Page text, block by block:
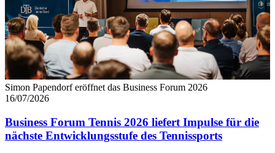
Simon Papendorf eröffnet das Business Forum 2026
16/07/2026
Business Forum Tennis 2026 liefert Impulse für die
nächste Entwicklungsstufe des Tennissports